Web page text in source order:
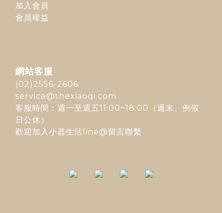
加入會員
會員權益
網站客服
(02)2556-2606
service@thexiaoqi.com
客服時間：週一至週五11:00~18:00（週末、例假
日公休）
歡迎加入 小器生活line@留言聯繫